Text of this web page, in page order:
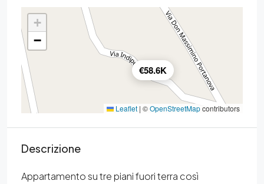
€58.6K
+
−
Leaflet | ©OpenStreetMapcontributors
Descrizione
Appartamento su tre piani fuori terra così